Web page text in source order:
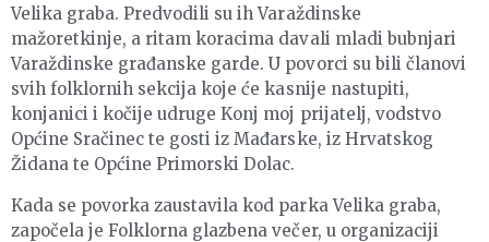
Velika graba. Predvodili su ih Varaždinske
mažoretkinje, a ritam koracima davali mladi bubnjari
Varaždinske građanske garde. U povorci su bili članovi
svih folklornih sekcija koje će kasnije nastupiti,
konjanici i kočije udruge Konj moj prijatelj, vodstvo
Općine Sračinec te gosti iz Mađarske, iz Hrvatskog
Židana te Općine Primorski Dolac.
Kada se povorka zaustavila kod parka Velika graba,
započela je Folklorna glazbena večer, u organizaciji